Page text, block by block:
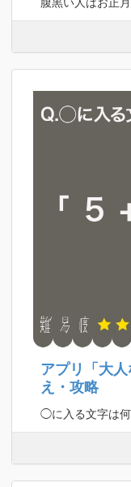
アプリ「大
え・攻略
◯に入る文字は